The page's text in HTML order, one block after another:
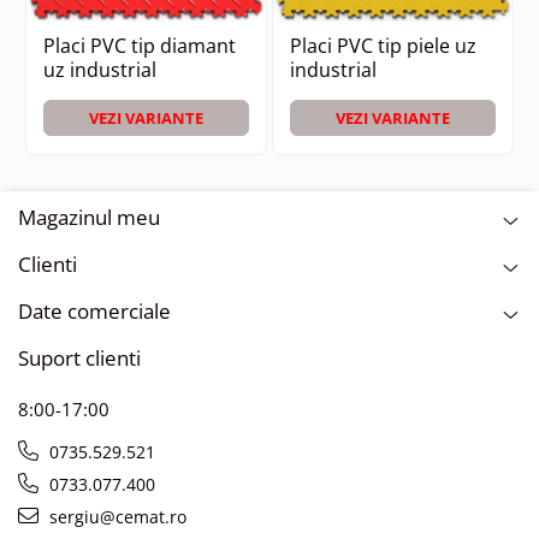
Pentru o idee mai bună a instalării finale, folosiți
posibilitatea de a vă vizualiza spațiul sau împrumutați
gratuit câteva plăci
Accesoriile și serviciile potrivite:
Rampe
Lăcuirea plăcilor
Mostre de gresie (8 x 8 cm) gratuite
Placi PVC tip diamant
uz industrial
VEZI VARIANTE
Placi PVC tip piele uz
industrial
VEZI VARIANTE
Magazinul meu
Clienti
Date comerciale
Suport clienti
8:00-17:00
0735.529.521
0733.077.400
sergiu@cemat.ro